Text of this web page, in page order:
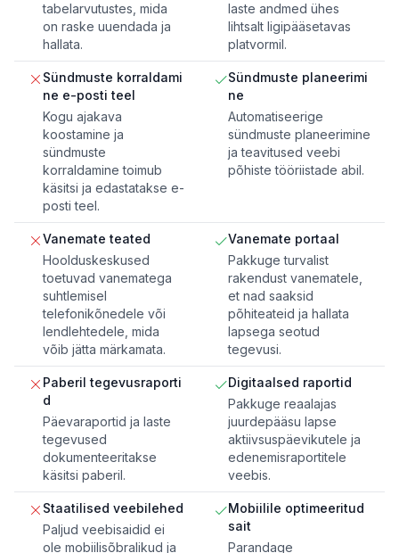
tabelarvutustes, mida
on raske uuendada ja
hallata.
laste andmed ühes
lihtsalt ligipääsetavas
platvormil.
Sündmuste korraldami
ne e-posti teel
Kogu ajakava
koostamine ja
sündmuste
korraldamine toimub
käsitsi ja edastatakse e-
posti teel.
Sündmuste planeerimi
ne
Automatiseerige
sündmuste planeerimine
ja teavitused veebi
põhiste tööriistade abil.
Vanemate teated
Hoolduskeskused
toetuvad vanematega
suhtlemisel
telefonikõnedele või
lendlehtedele, mida
võib jätta märkamata.
Vanemate portaal
Pakkuge turvalist
rakendust vanematele,
et nad saaksid
põhiteateid ja hallata
lapsega seotud
tegevusi.
Paberil tegevusraporti
d
Päevaraportid ja laste
tegevused
dokumenteeritakse
käsitsi paberil.
Digitaalsed raportid
Pakkuge reaalajas
juurdepääsu lapse
aktiivsuspäevikutele ja
edenemisraportitele
veebis.
Staatilised veebilehed
Paljud veebisaidid ei
ole mobiilisõbralikud ja
Mobiilile optimeeritud
sait
Parandage